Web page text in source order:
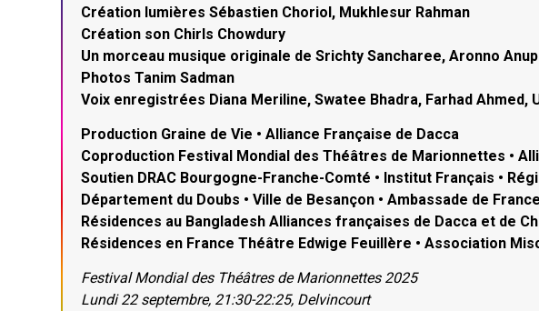
Création lumières Sébastien Choriol, Mukhlesur Rahman
Création son Chirls Chowdury
Un morceau musique originale de Srichty Sancharee, Aronno
Photos Tanim Sadman
Voix enregistrées Diana Meriline, Swatee Bhadra, Farhad Ahmed,
Production Graine de Vie • Alliance Française de Dacca
Coproduction Festival Mondial des Théâtres de Marionnettes •
Soutien DRAC Bourgogne-Franche-Comté • Institut Français •
Département du Doubs • Ville de Besançon • Ambassade de
Résidences au Bangladesh Alliances françaises de Dacca et de
Résidences en France Théâtre Edwige Feuillère • Association
Festival Mondial des Théâtres de Marionnettes 2025
Lundi 22 septembre, 21:30-22:25, Delvincourt